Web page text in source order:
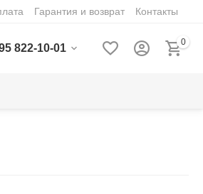
Гарантия и возврат Контакты
822-10-01 0